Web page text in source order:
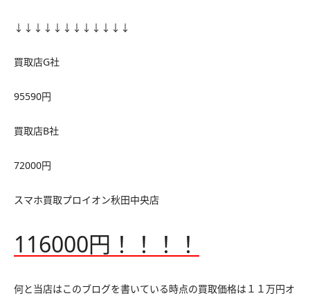
↓↓↓↓↓↓↓↓↓↓↓↓
買取店G社
95590円
買取店B社
72000円
スマホ買取プロイオン秋田中央店
116000円！！！！
何と当店はこのブログを書いている時点の買取価格は１１万円オ